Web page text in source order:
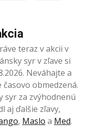
teraz v akcii v
syr v zľave si
Neváhajte a
obmedzená.
syr za zvýhodnenú
aj ďalšie zľavy,
, Maslo a Med.